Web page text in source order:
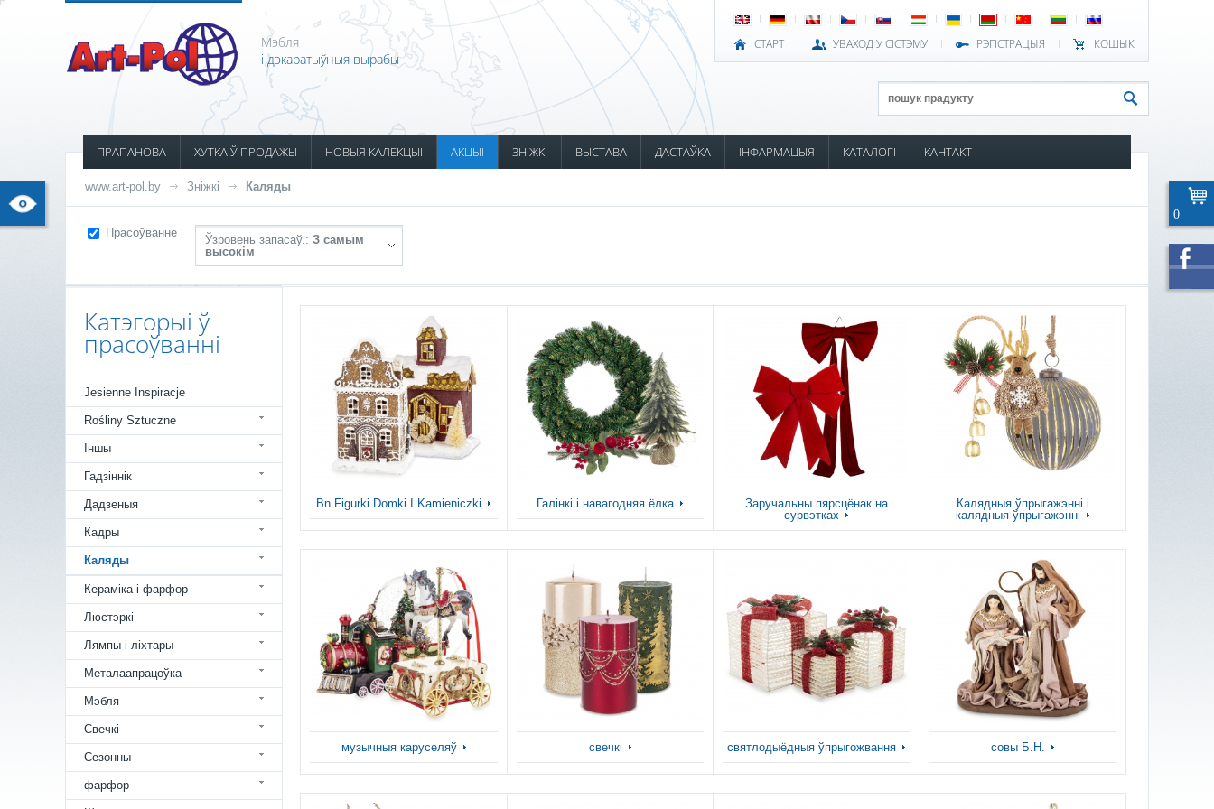
СТАРТ УВАХОД У СІСТЭМУ РЭГІСТРАЦЫЯ КОШЫК
Мэбля
і дэкаратыўныя вырабы
ПРАПАНОВА ХУТКА Ў ПРОДАЖЫ НОВЫЯ КАЛЕКЦЫІ АКЦЫІ ЗНІЖКІ ВЫСТАВА ДАСТАЎКА ІНФАРМАЦЫЯ КАТАЛОГІ КАНТАКТ
www.art-pol.by Зніжкі Каляды
Прасоўванне
Ўзровень запасаў.: З самым
высокім
Катэгорыі ў
прасоўванні
Jesienne Inspiracje
Rośliny Sztuczne
Іншы
Гадзіннік
Дадзеныя
Кадры
Каляды
Кераміка і фарфор
Люстэркі
Лямпы і ліхтары
Металаапрацоўка
Мэбля
Свечкі
Сезонны
фарфор
Bn Figurki Domki I Kamieniczki Галінкі і навагодняя ёлка
Заручальны пярсцёнак на
сурвэтках
Калядныя ўпрыгажэнні і
калядныя ўпрыгажэнні
музычныя каруселяў свечкі святлодыёдныя ўпрыгожвання совы Б.Н.
0